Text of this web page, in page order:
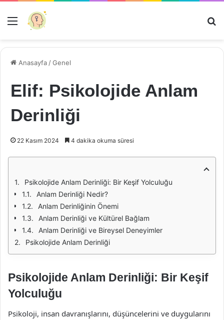
Menü
Anasayfa /Genel
Elif: Psikolojide Anlam
Derinliği
22 Kasım 2024 4 dakika okuma süresi
Psikolojide Anlam Derinliği: Bir Keşif Yolculuğu
Anlam Derinliği Nedir?
Anlam Derinliğinin Önemi
Anlam Derinliği ve Kültürel Bağlam
Anlam Derinliği ve Bireysel Deneyimler
Psikolojide Anlam Derinliği
Psikolojide Anlam Derinliği: Bir Keşif
Yolculuğu
Psikoloji, insan davranışlarını, düşüncelerini ve duygularını